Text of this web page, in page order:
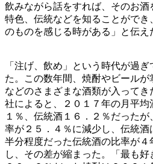
飲みながら話をすれば、そのお
特色、伝統などを知ることがで
のものを感じる時がある」と伝え
「注げ、飲め」という時代が過
た。この数年間、焼酎やビール
などのさまざまな酒類が入って
社によると、２０１７年の月平均
１％、伝統酒１６．２％だった
率が２５．４％に減少し、伝統
半分程度だった伝統酒の比率が
し、その差が縮まった。「最も